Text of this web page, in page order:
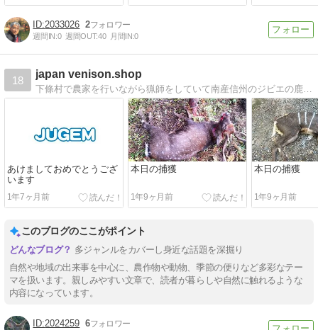
2033026 2
週間IN:0 週間OUT:40 月間IN:0
18
japan venison.shop
下條村で農家を行いながら猟師をしていて南産信州のジビエの鹿肉の販売・ペット用の鹿肉商品を販売してます
あけましておめでとうござ
います
1年7ヶ月前
本日の捕獲
1年9ヶ月前
本日の捕獲
1年9ヶ月前
このブログのここがポイント
多ジャンルをカバーし身近な話題を深掘り
自然や地域の出来事を中心に、農作物や動物、季節の便りなど多彩なテー
マを扱います。親しみやすい文章で、読者が暮らしや自然に触れるような
内容になっています。
2024259 6